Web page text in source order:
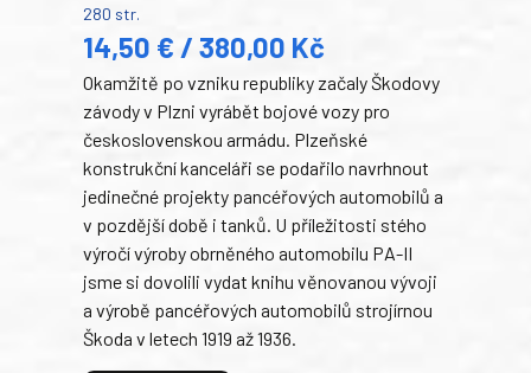
280 str.
14,50 € / 380,00 Kč
Okamžitě po vzniku republiky začaly Škodovy
závody v Plzni vyrábět bojové vozy pro
československou armádu. Plzeňské
konstrukční kanceláři se podařilo navrhnout
jedinečné projekty pancéřových automobilů a
v pozdější době i tanků. U příležitosti stého
výročí výroby obrněného automobilu PA-II
jsme si dovolili vydat knihu věnovanou vývoji
a výrobě pancéřových automobilů strojírnou
Škoda v letech 1919 až 1936.